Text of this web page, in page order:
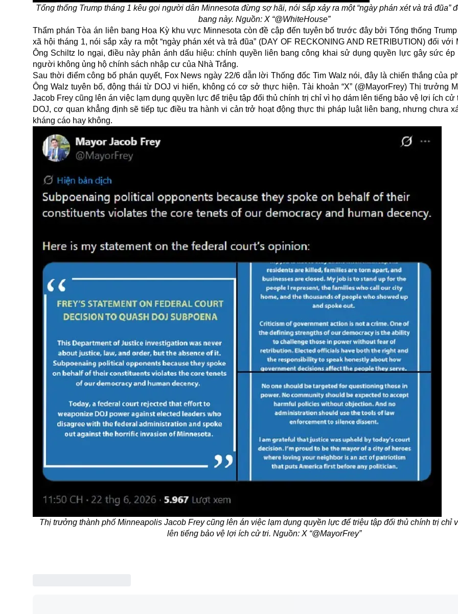
Tổng thống Trump tháng 1 kêu gọi người dân Minnesota đừng sợ hãi, nói sắp xảy ra một “ngày phán xét và trả đũa”
bang này. Nguồn: X “@WhiteHouse”
Thẩm phán Tòa án liên bang Hoa Kỳ khu vực Minnesota còn đề cập đến tuyên bố trước đây bởi Tổng thống Trump
xã hội tháng 1, nói sắp xảy ra một “ngày phán xét và trả đũa” (DAY OF RECKONING AND RETRIBUTION) đối với
Ông Schiltz lo ngại, điều này phản ánh dấu hiệu: chính quyền liên bang công khai sử dụng quyền lực gây sức ép
người không ủng hộ chính sách nhập cư của Nhà Trắng.
Sau thời điểm công bố phán quyết, Fox News ngày 22/6 dẫn lời Thống đốc Tim Walz nói, đây là chiến thắng của
Ông Walz tuyên bố, động thái từ DOJ vi hiến, không có cơ sở thực hiện. Tài khoản “X” (@MayorFrey) Thị trưởng
Jacob Frey cũng lên án việc lạm dụng quyền lực để triệu tập đối thủ chính trị chỉ vì họ dám lên tiếng bảo vệ lợi ích cử
DOJ, cơ quan khẳng định sẽ tiếp tục điều tra hành vi cản trở hoạt động thực thi pháp luật liên bang, nhưng chưa
kháng cáo hay không.
Thị trưởng thành phố Minneapolis Jacob Frey cũng lên án việc lạm dụng quyền lực để triệu tập đối thủ chính trị chỉ
lên tiếng bảo vệ lợi ích cử tri. Nguồn: X “@MayorFrey”